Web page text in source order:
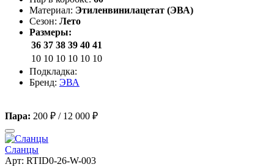
Материал: Этиленвинилацетат (ЭВА)
Сезон: Лето
Размеры:
36 37 38 39 40 41
10 10 10 10 10 10
Подкладка:
Бренд: ЭВА
Пара: 200 ₽ / 12 000 ₽
Сланцы
Арт: RTID0-26-W-003